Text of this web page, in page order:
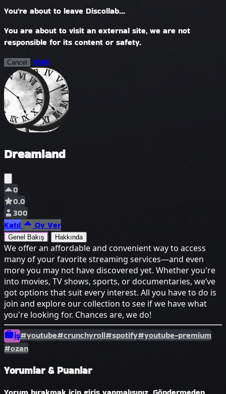
You're about to leave Discollab...
You are about to visit an external site, we are not
responsible for its content or safety.
Cancel Visit
Dreamland
0
0.0
300
Katıl
Oy Ver
Genel Bakış Hakkında
We offer an affordable and convenient way to access
many of your favorite streaming services—and even
more you may not have discovered yet. Whether you're
into movies, TV shows, sports, or documentaries, we’ve
got options that suit every interest. All you have to do is
join and explore our collection to see if we have what
you're looking for. Chances are, we do!
İş#youtube#crunchyroll#spotify#youtube-premium
#ozan
Yorumlar & Puanlar